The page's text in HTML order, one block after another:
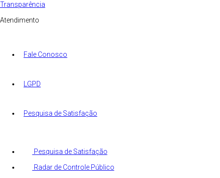
Transparência
Atendimento
Fale Conosco
LGPD
Pesquisa de Satisfação
Pesquisa de Satisfação
Radar de Controle Público